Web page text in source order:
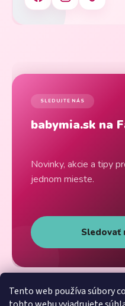
Tento web používa súbory
SLEDUJTE NÁS
babymia.sk na
Novinky, akcie a tipy
jednom mieste.
Sledovať